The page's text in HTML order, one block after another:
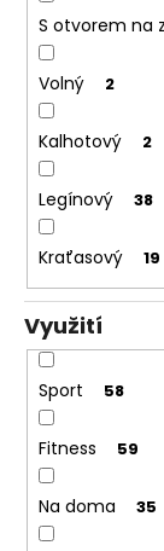
S otvorem na
Volný 2
Kalhotový 2
Legínový 38
Kraťasový 19
Využití
Sport 58
Fitness 59
Na doma 35